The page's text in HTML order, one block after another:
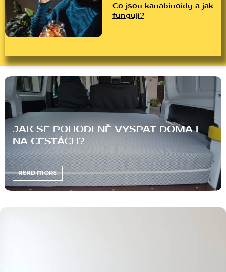
Co jsou kanabinoidy a jak
fungují?
VYSPAT DOMA I
CO JSOU
FUNGUJÍ?
READ MORE